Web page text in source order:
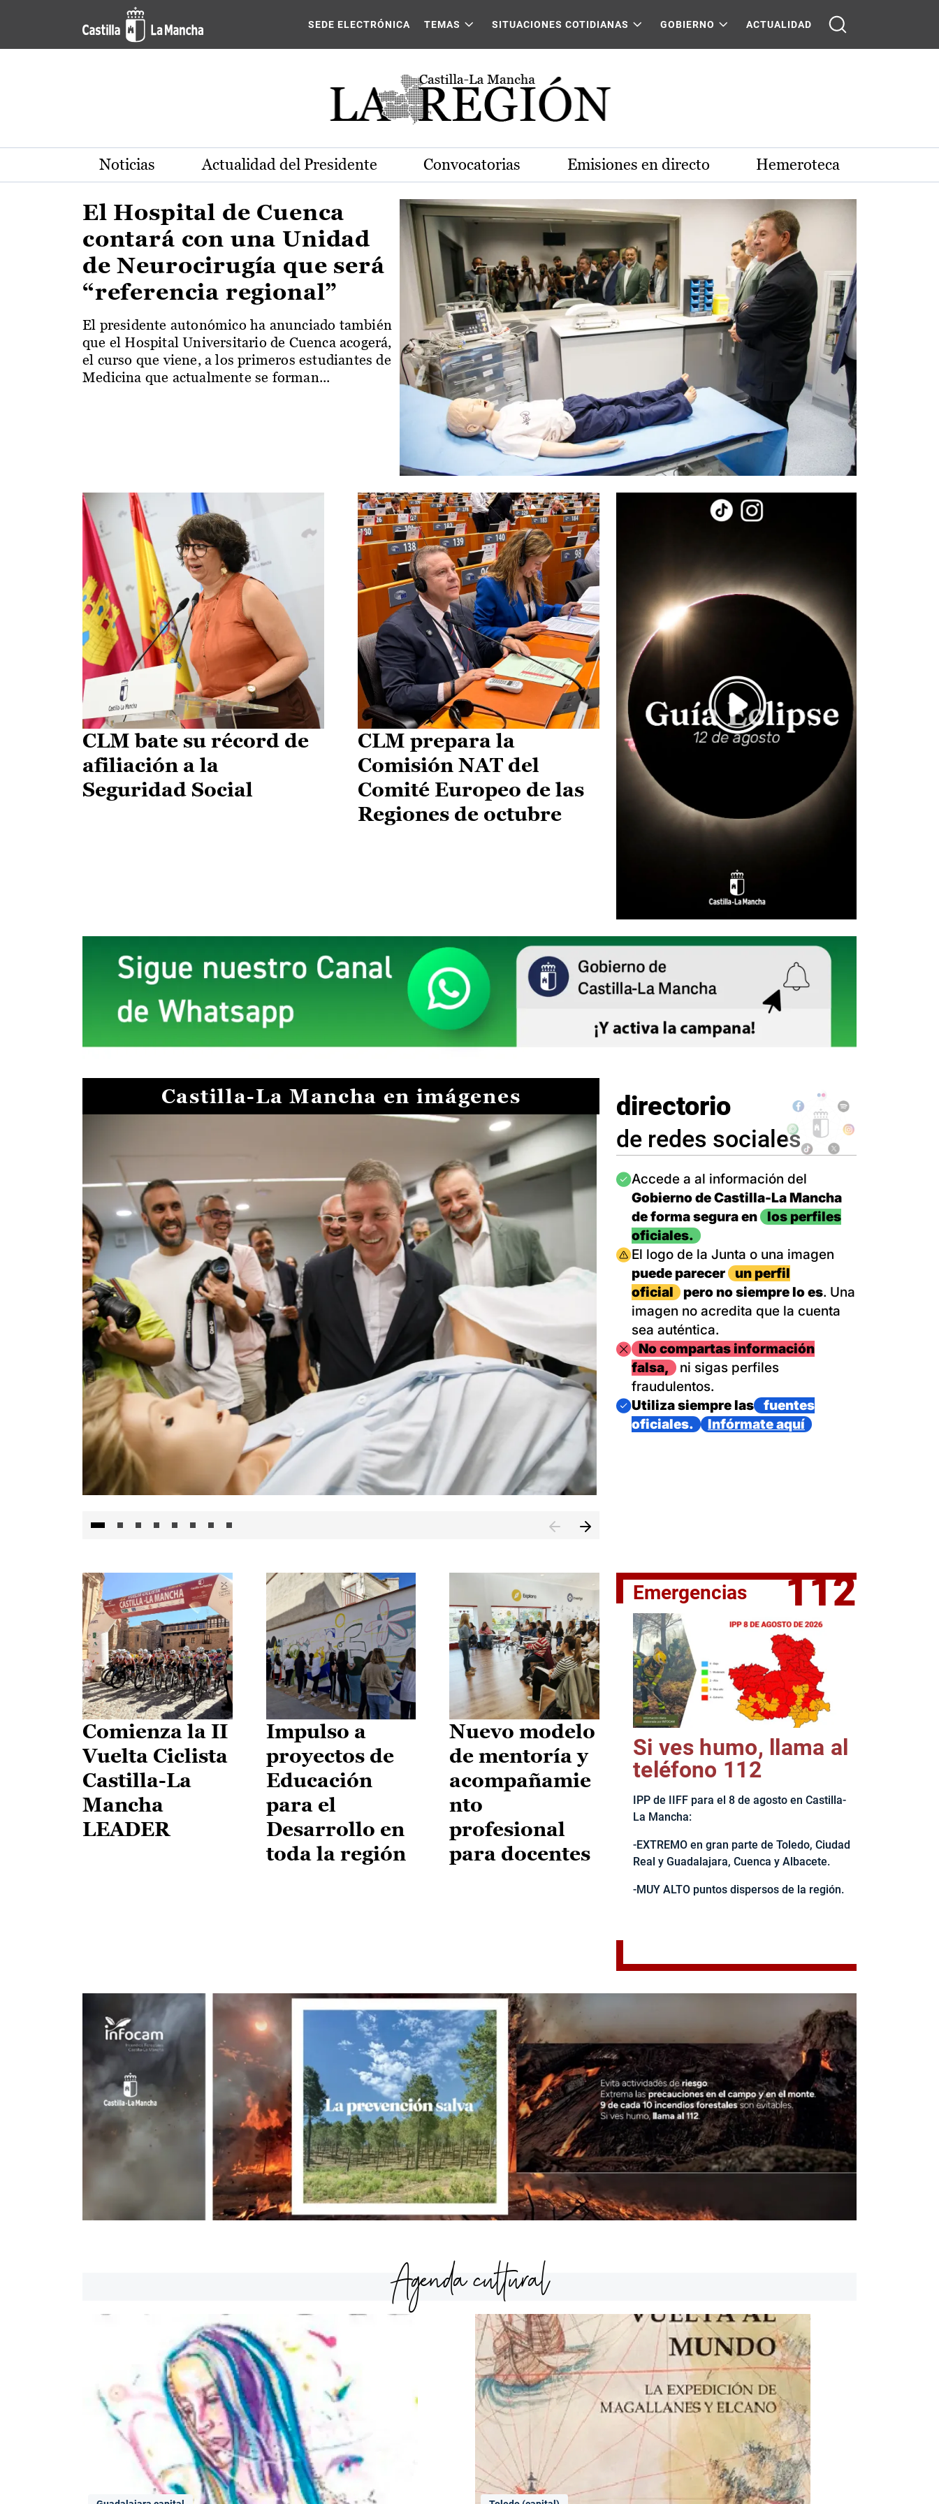
Pasar al contenido principal
Actualidad de la región de Castilla-La Mancha
SEDE ELECTRÓNICA TEMAS SITUACIONES COTIDIANAS GOBIERNO ACTUALIDAD
Noticias Actualidad del Presidente Convocatorias Emisiones en directo Hemeroteca
El Hospital de Cuenca
contará con una Unidad
de Neurocirugía que será
“referencia regional”
El presidente autonómico ha anunciado también
que el Hospital Universitario de Cuenca acogerá,
el curso que viene, a los primeros estudiantes de
Medicina que actualmente se forman...
CLM bate su récord de
afiliación a la
Seguridad Social
CLM prepara la
Comisión NAT del
Comité Europeo de las
Regiones de octubre
Castilla-La Mancha en imágenes
El jefe del Ejecutivo castellanomanchego, Emiliano García-
directorio
de redes sociales
Imagen
Accede a al información del
Gobierno de Castilla-La Mancha
de forma segura en
los perfiles
oficiales.
Imagen
El logo de la Junta o una imagen
puede parecer
un perfil
oficial
pero no siempre lo es. Una
imagen no acredita que la cuenta
sea auténtica.
ImagenNo compartas información
falsa,
ni sigas perfiles
fraudulentos.
Imagen
Utiliza siempre las
fuentes
oficiales.
Infórmate aquí
Comienza la II
Vuelta Ciclista
Castilla-La
Mancha
LEADER
Impulso a
proyectos de
Educación
para el
Desarrollo en
toda la región
Nuevo modelo
de mentoría y
acompañamie
nto
profesional
para docentes
Emergencias 112
Si ves humo, llama al
teléfono 112
IPP de IIFF para el 8 de agosto en Castilla-
La Mancha:
-EXTREMO en gran parte de Toledo, Ciudad
Real y Guadalajara, Cuenca y Albacete.
-MUY ALTO puntos dispersos de la región.
Agenda cultural